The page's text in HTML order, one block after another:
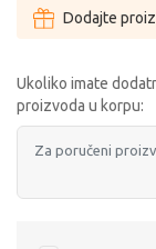
Dodajte
Ukoliko imate
proizvoda u korpu: